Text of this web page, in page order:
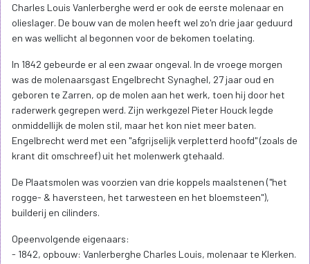
Charles Louis Vanlerberghe werd er ook de eerste molenaar en
olieslager. De bouw van de molen heeft wel zo'n drie jaar geduurd
en was wellicht al begonnen voor de bekomen toelating.
In 1842 gebeurde er al een zwaar ongeval. In de vroege morgen
was de molenaarsgast Engelbrecht Synaghel, 27 jaar oud en
geboren te Zarren, op de molen aan het werk, toen hij door het
raderwerk gegrepen werd. Zijn werkgezel Pieter Houck legde
onmiddellijk de molen stil, maar het kon niet meer baten.
Engelbrecht werd met een "afgrijselijk verpletterd hoofd" (zoals de
krant dit omschreef) uit het molenwerk gtehaald.
De Plaatsmolen was voorzien van drie koppels maalstenen ("het
rogge- & haversteen, het tarwesteen en het bloemsteen"),
builderij en cilinders.
Opeenvolgende eigenaars:
- 1842, opbouw: Vanlerberghe Charles Louis, molenaar te Klerken.